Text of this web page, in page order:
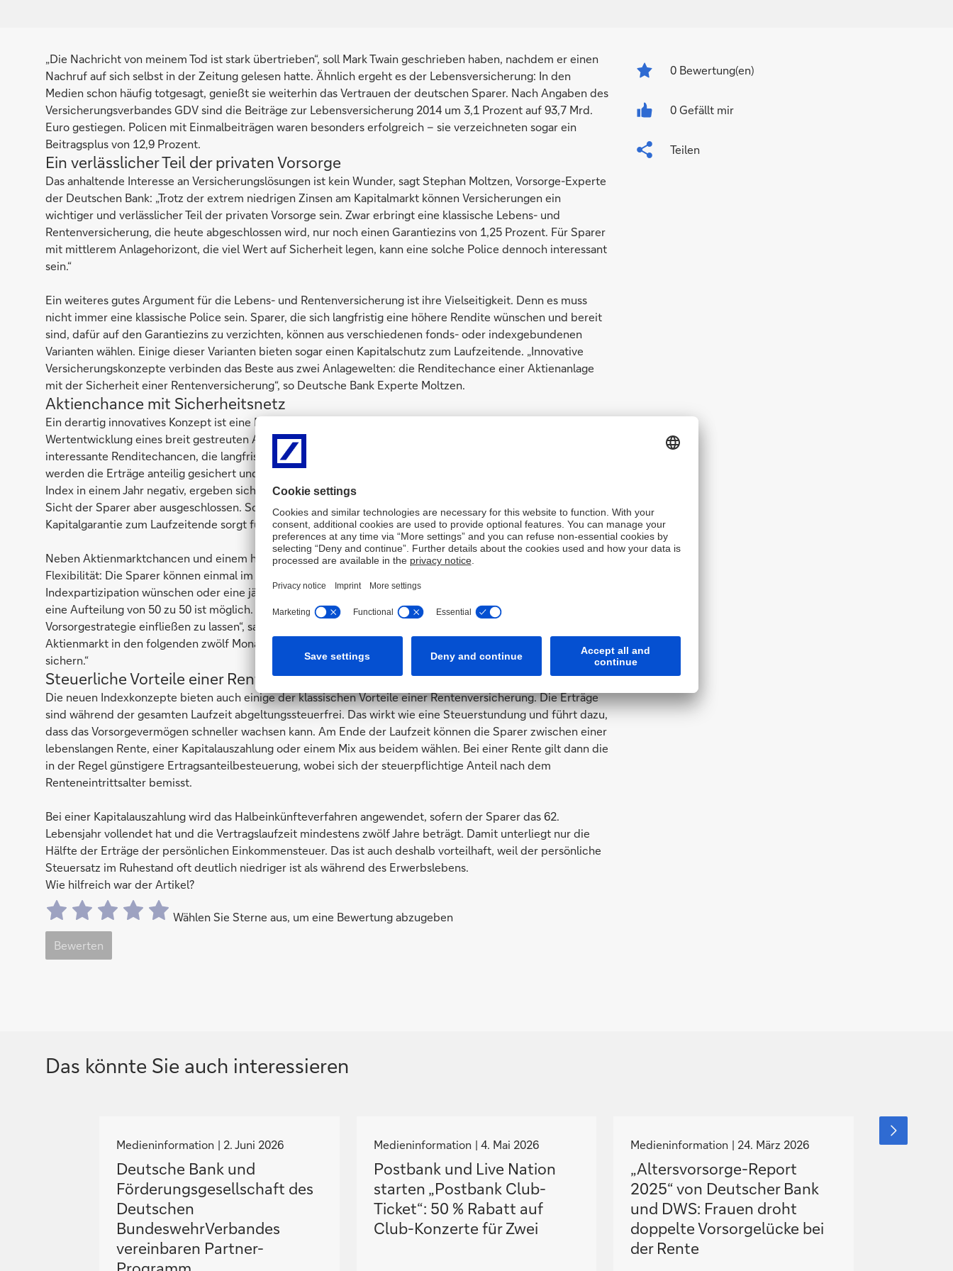
„Die Nachricht von meinem Tod ist stark übertrieben“, soll Mark Twain geschrieben haben, nachdem er einen
Nachruf auf sich selbst in der Zeitung gelesen hatte. Ähnlich ergeht es der Lebensversicherung: In den
Medien schon häufig totgesagt, genießt sie weiterhin das Vertrauen der deutschen Sparer. Nach Angaben des
Versicherungsverbandes GDV sind die Beiträge zur Lebensversicherung 2014 um 3,1 Prozent auf 93,7 Mrd.
Euro gestiegen. Policen mit Einmalbeiträgen waren besonders erfolgreich – sie verzeichneten sogar ein
Beitragsplus von 12,9 Prozent.
Ein verlässlicher Teil der privaten Vorsorge
Das anhaltende Interesse an Versicherungslösungen ist kein Wunder, sagt Stephan Moltzen, Vorsorge-Experte
der Deutschen Bank: „Trotz der extrem niedrigen Zinsen am Kapitalmarkt können Versicherungen ein
wichtiger und verlässlicher Teil der privaten Vorsorge sein. Zwar erbringt eine klassische Lebens- und
Rentenversicherung, die heute abgeschlossen wird, nur noch einen Garantiezins von 1,25 Prozent. Für Sparer
mit mittlerem Anlagehorizont, die viel Wert auf Sicherheit legen, kann eine solche Police dennoch interessant
sein.“
Ein weiteres gutes Argument für die Lebens- und Rentenversicherung ist ihre Vielseitigkeit. Denn es muss
nicht immer eine klassische Police sein. Sparer, die sich langfristig eine höhere Rendite wünschen und bereit
sind, dafür auf den Garantiezins zu verzichten, können aus verschiedenen fonds- oder indexgebundenen
Varianten wählen. Einige dieser Varianten bieten sogar einen Kapitalschutz zum Laufzeitende. „Innovative
Versicherungskonzepte verbinden das Beste aus zwei Anlagewelten: die Renditechance einer Aktienanlage
mit der Sicherheit einer Rentenversicherung“, so Deutsche Bank Experte Moltzen.
Aktienchance mit Sicherheitsnetz
Ein derartig innovatives Konzept ist eine Rentenversicherung gegen Einmalbeitrag mit der Möglichkeit, an der
Wertentwicklung eines breit gestreuten Aktienindex zu partizipieren. Die Indexpartizipation sorgt für
interessante Renditechancen, die langfristig höher sein können als bei einer klassischen Police. Einmal jährlich
werden die Erträge anteilig gesichert und können danach nicht mehr verloren gehen. Entwickelt sich der
Index in einem Jahr negativ, ergeben sich für diesen Zeitraum keine Überschüsse – Aktienverluste sind aus
Sicht der Sparer aber ausgeschlossen. So wird das Vorsorgevermögen Schritt für Schritt aufgebaut. Eine
Kapitalgarantie zum Laufzeitende sorgt für ein zusätzliches Sicherungsnetz.
Neben Aktienmarktchancen und einem hohen Maß an Sicherheit bieten innovative Indexkonzepte auch viel
Flexibilität: Die Sparer können einmal im Jahr entscheiden, ob sie in den folgenden zwölf Monaten eine
Indexpartizipation wünschen oder eine jährlich neu festgelegte Überschussbeteiligung bevorzugen. Auch
eine Aufteilung von 50 zu 50 ist möglich. „Diese Wahlmöglichkeit erlaubt es, die eigene Marktmeinung in die
Vorsorgestrategie einfließen zu lassen“, sagt Stephan Moltzen. „Schätzt ein Sparer die Aussichten für den
Aktienmarkt in den folgenden zwölf Monaten eher kritisch ein, kann er sich einfach die Überschussbeteiligung
sichern.“
Steuerliche Vorteile einer Rentenversicherung
Die neuen Indexkonzepte bieten auch einige der klassischen Vorteile einer Rentenversicherung. Die Erträge
sind während der gesamten Laufzeit abgeltungssteuerfrei. Das wirkt wie eine Steuerstundung und führt dazu,
dass das Vorsorgevermögen schneller wachsen kann. Am Ende der Laufzeit können die Sparer zwischen einer
lebenslangen Rente, einer Kapitalauszahlung oder einem Mix aus beidem wählen. Bei einer Rente gilt dann die
in der Regel günstigere Ertragsanteilbesteuerung, wobei sich der steuerpflichtige Anteil nach dem
Renteneintrittsalter bemisst.
Bei einer Kapitalauszahlung wird das Halbeinkünfteverfahren angewendet, sofern der Sparer das 62.
Lebensjahr vollendet hat und die Vertragslaufzeit mindestens zwölf Jahre beträgt. Damit unterliegt nur die
Hälfte der Erträge der persönlichen Einkommensteuer. Das ist auch deshalb vorteilhaft, weil der persönliche
Steuersatz im Ruhestand oft deutlich niedriger ist als während des Erwerbslebens.
Wie hilfreich war der Artikel?
Wählen Sie Sterne aus, um eine Bewertung abzugeben
Bewerten
0 Bewertung(en)
0 Gefällt mir
Teilen
Das könnte Sie auch interessieren
a
v
i
g
i
e
r
Medieninformation 2. Juni 2026
Deutsche Bank und
Förderungsgesellschaft des
Deutschen
BundeswehrVerbandes
vereinbaren Partner-
a
v
i
g
i
e
Medieninformation 4. Mai 2026
Postbank und Live Nation
starten „Postbank Club-
Ticket“: 50 % Rabatt auf
Club-Konzerte für Zwei
a
i
g
i
e
r
Medieninformation 24. März 2026
„Altersvorsorge-Report
2025“ von Deutscher Bank
und DWS: Frauen droht
doppelte Vorsorgelücke bei
der Rente
N
a
nächstes
Element
anzeigen